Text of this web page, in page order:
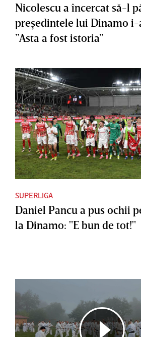
Nicolescu a încercat să-l
preşedintele lui Dinamo i-
”Asta a fost istoria”
SUPERLIGA
Daniel Pancu a pus ochii
la Dinamo: "E bun de tot!"